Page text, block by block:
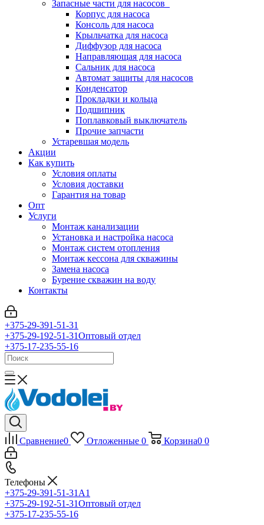
Запасные части для насосов
Корпус для насоса
Консоль для насоса
Крыльчатка для насоса
Диффузор для насоса
Направляющая для насоса
Сальник для насоса
Автомат защиты для насосов
Конденсатор
Прокладки и кольца
Подшипник
Поплавковый выключатель
Прочие запчасти
Устаревшая модель
Акции
Как купить
Условия оплаты
Условия доставки
Гарантия на товар
Опт
Услуги
Монтаж канализации
Установка и настройка насоса
Монтаж систем отопления
Монтаж кессона для скважины
Замена насоса
Бурение скважин на воду
Контакты
+375-29-391-51-31
+375-29-192-51-31Оптовый отдел
+375-17-235-55-16
Сравнение0 Отложенные 0 Корзина0 0
Телефоны
+375-29-391-51-31 A1
+375-29-192-51-31Оптовый отдел
+375-17-235-55-16